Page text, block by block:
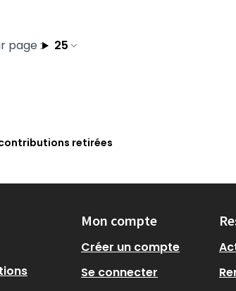
page : 25
retirées
Mon compte
Créer un compte
Se connecter